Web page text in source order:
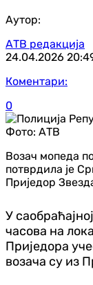
Аутор:
АТВ редакција
24.04.2026
Коментари:
0
Фото: АТВ
Возач мопеда
потврдила је
Приједор
У
часова на
Приједора
возача су из